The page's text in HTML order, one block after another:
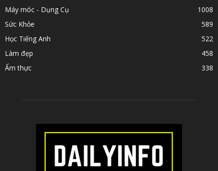
Máy móc - Dụng Cụ
1008
Sức Khỏe
589
Học Tiếng Anh
522
Làm đẹp
458
Ẩm thực
338